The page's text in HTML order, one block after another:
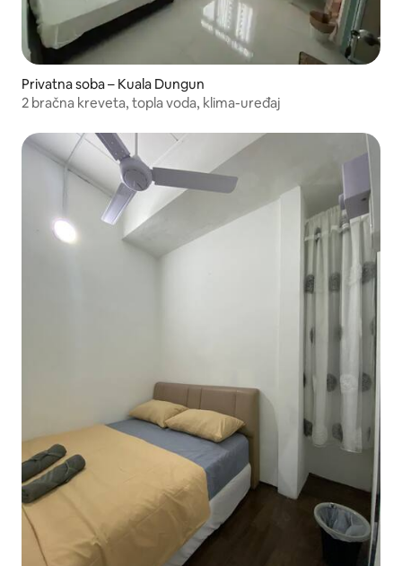
Privatna soba – Kuala Dungun
2 bračna kreveta, topla voda, klima-uređaj